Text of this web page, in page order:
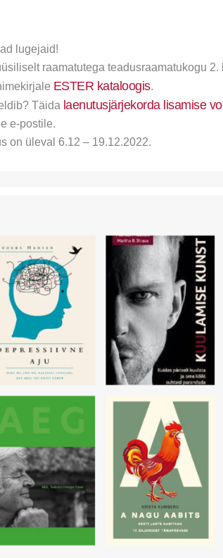
lugejaid!
raamatutega teadusraamatukogu
ESTER kataloogis.
Täida laenutusjärjekorda lisamise
e-postile.
on üleval 6.12 – 19.12.2022.